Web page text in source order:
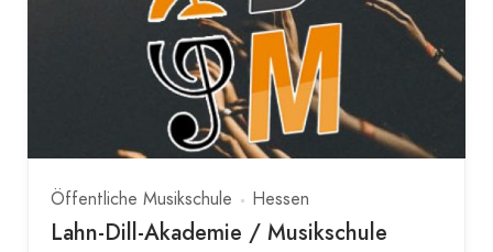
Öffentliche Musikschule Hessen
Lahn-Dill-Akademie / Musikschule